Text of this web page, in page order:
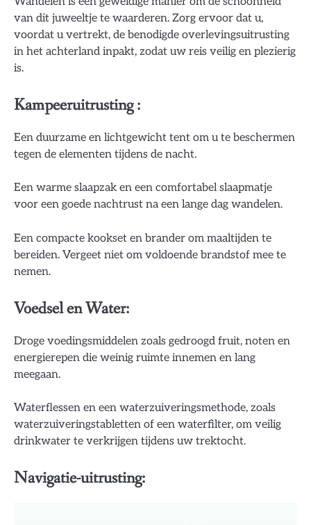
van dit juweeltje te waarderen. Zorg ervoor dat u,
voordat u vertrekt, de benodigde overlevingsuitrusting
in het achterland inpakt, zodat uw reis veilig en plezierig
is.
Kampeeruitrusting :
Een duurzame en lichtgewicht tent om u te beschermen
tegen de elementen tijdens de nacht.
Een warme slaapzak en een comfortabel slaapmatje
voor een goede nachtrust na een lange dag wandelen.
Een compacte kookset en brander om maaltijden te
bereiden. Vergeet niet om voldoende brandstof mee te
nemen.
Voedsel en Water:
Droge voedingsmiddelen zoals gedroogd fruit, noten en
energierepen die weinig ruimte innemen en lang
meegaan.
Waterflessen en een waterzuiveringsmethode, zoals
waterzuiveringstabletten of een waterfilter, om veilig
drinkwater te verkrijgen tijdens uw trektocht.
Navigatie-uitrusting: